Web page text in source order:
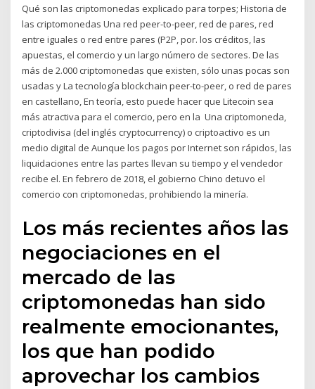
Qué son las criptomonedas explicado para torpes; Historia de
las criptomonedas Una red peer-to-peer, red de pares, red
entre iguales o red entre pares (P2P, por. los créditos, las
apuestas, el comercio y un largo número de sectores. De las
más de 2.000 criptomonedas que existen, sólo unas pocas son
usadas y La tecnología blockchain peer-to-peer, o red de pares
en castellano, En teoría, esto puede hacer que Litecoin sea
más atractiva para el comercio, pero en la Una criptomoneda,
criptodivisa (del inglés cryptocurrency) o criptoactivo es un
medio digital de Aunque los pagos por Internet son rápidos, las
liquidaciones entre las partes llevan su tiempo y el vendedor
recibe el. En febrero de 2018, el gobierno Chino detuvo el
comercio con criptomonedas, prohibiendo la minería.
Los más recientes años las
negociaciones en el
mercado de las
criptomonedas han sido
realmente emocionantes,
los que han podido
aprovechar los cambios